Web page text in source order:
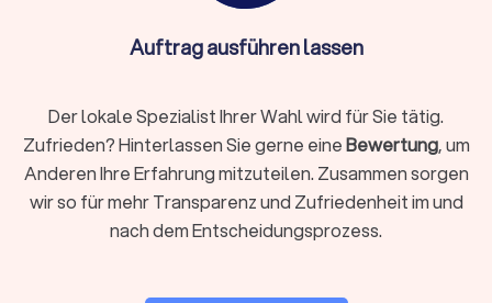
spezialisierte Reinigungsfirma ebenfalls die
Endreinigung durchführen. Bei engen Terminen,
vielen empfindlichen Gegenständen, hohen Etagen,
eingeschränkten Parkmöglichkeiten oder
beruflicher Belastung empfiehlt sich ein
Auftrag ausführen lassen
Der lokale Spezialist Ihrer Wahl wird für Sie tätig.
Zufrieden? Hinterlassen Sie gerne eineBewertung, um
Anderen Ihre Erfahrung mitzuteilen. Zusammen sorgen
wir so für mehr Transparenz und Zufriedenheit im und
nach dem Entscheidungsprozess.